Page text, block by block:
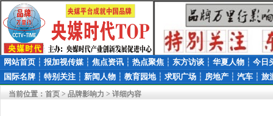
网站首页 ┆ 报加视传媒 ┆ 焦点资讯 ┆ 热点聚焦 ┆ 东方访谈 ┆ 华夏人物 ┆ 今日
国际名牌 ┆ 特别关注 ┆ 新闻人物 ┆ 教育园地 ┆ 求职广场 ┆ 房地产 ┆ 汽车 ┆ 旅
当前位置： 首页 > 品牌影响力 > 详细内容